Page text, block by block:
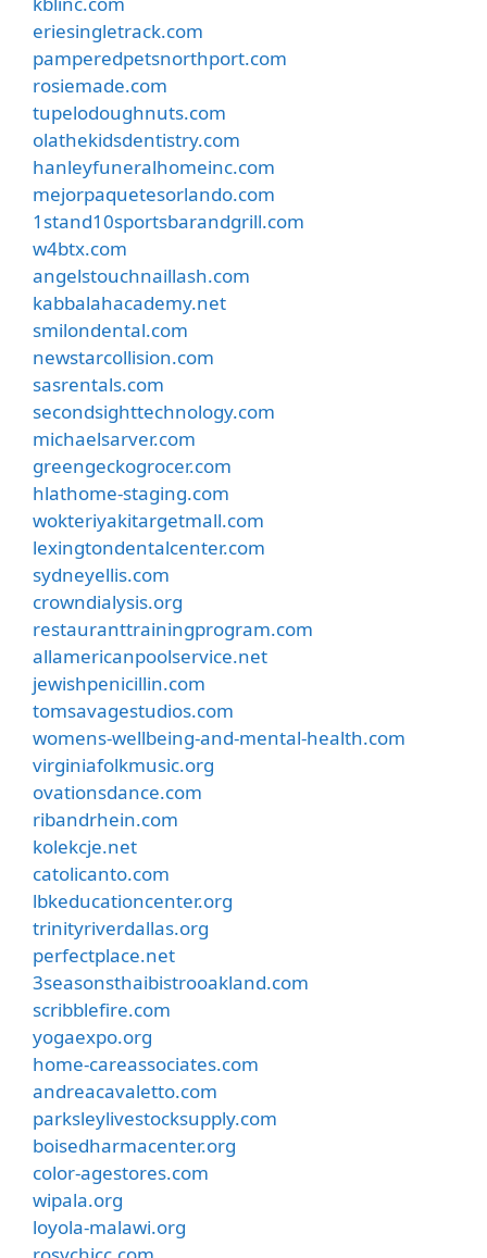
eriesingletrack.com
pamperedpetsnorthport.com
rosiemade.com
tupelodoughnuts.com
olathekidsdentistry.com
hanleyfuneralhomeinc.com
mejorpaquetesorlando.com
1stand10sportsbarandgrill.com
w4btx.com
angelstouchnaillash.com
kabbalahacademy.net
smilondental.com
newstarcollision.com
sasrentals.com
secondsighttechnology.com
michaelsarver.com
greengeckogrocer.com
hlathome-staging.com
wokteriyakitargetmall.com
lexingtondentalcenter.com
sydneyellis.com
crowndialysis.org
restauranttrainingprogram.com
allamericanpoolservice.net
jewishpenicillin.com
tomsavagestudios.com
womens-wellbeing-and-mental-health.com
virginiafolkmusic.org
ovationsdance.com
ribandrhein.com
kolekcje.net
catolicanto.com
lbkeducationcenter.org
trinityriverdallas.org
perfectplace.net
3seasonsthaibistrooakland.com
scribblefire.com
yogaexpo.org
home-careassociates.com
andreacavaletto.com
parksleylivestocksupply.com
boisedharmacenter.org
color-agestores.com
wipala.org
loyola-malawi.org